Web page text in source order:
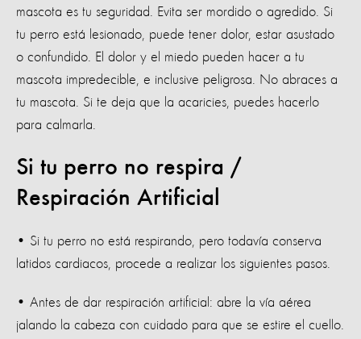
mascota es tu seguridad. Evita ser mordido o agredido. Si
tu perro está lesionado, puede tener dolor, estar asustado
o confundido. El dolor y el miedo pueden hacer a tu
mascota impredecible, e inclusive peligrosa. No abraces a
tu mascota. Si te deja que la acaricies, puedes hacerlo
para calmarla.
Si tu perro no respira /
Respiración Artificial
• Si tu perro no está respirando, pero todavía conserva
latidos cardiacos, procede a realizar los siguientes pasos.
• Antes de dar respiración artificial: abre la vía aérea
jalando la cabeza con cuidado para que se estire el cuello.